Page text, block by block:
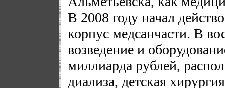
В 2008 году начал
корпус медсанчасти. В
возведение и
миллиарда рублей,
диализа, детская